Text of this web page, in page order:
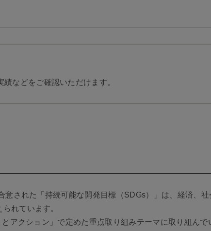
などをご確認いただけます。
された「持続可能な開発目標（SDGs）」は、経済、社
れています。
アクション」で定めた重点取り組みテーマに取り組んで